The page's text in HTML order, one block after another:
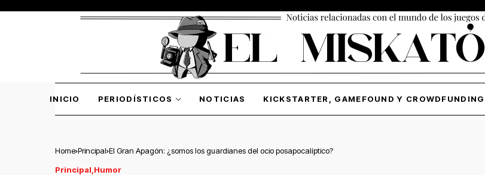
INICIO PERIODÍSTICOS NOTICIAS KICKSTARTER, GAMEFOUND Y CROWDFUNDING
Home Principal El Gran Apagón: ¿somos los guardianes del ocio posapocalíptico?
Principal Humor